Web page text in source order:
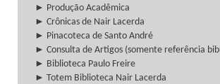
► Produção Acadêmica
► Crônicas de Nair Lacerda
► Pinacoteca de Santo André
► Consulta de Artigos (somente referência
► Biblioteca Paulo Freire
► Totem Biblioteca Nair Lacerda